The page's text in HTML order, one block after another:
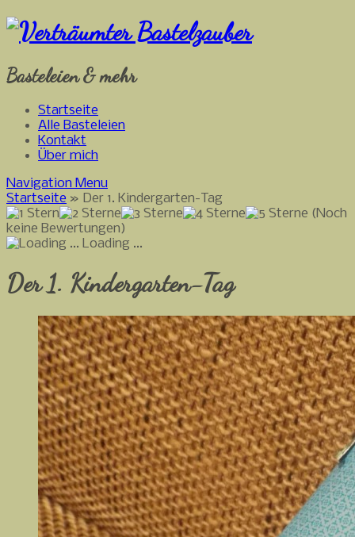
Basteleien & mehr
Startseite
Alle Basteleien
Kontakt
Über mich
Navigation Menu
Startseite » Der 1. Kindergarten-Tag
(Noch
keine Bewertungen)
Loading ...
Der 1. Kindergarten-Tag